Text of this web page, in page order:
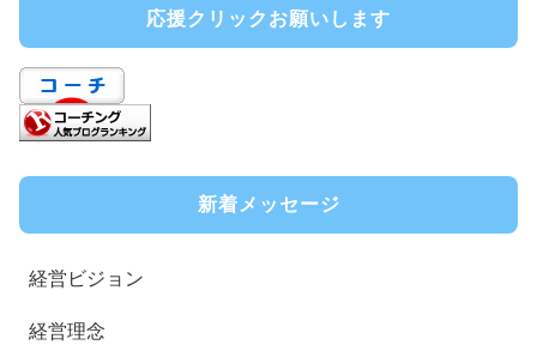
応援クリックお願いします
新着メッセージ
経営ビジョン
経営理念